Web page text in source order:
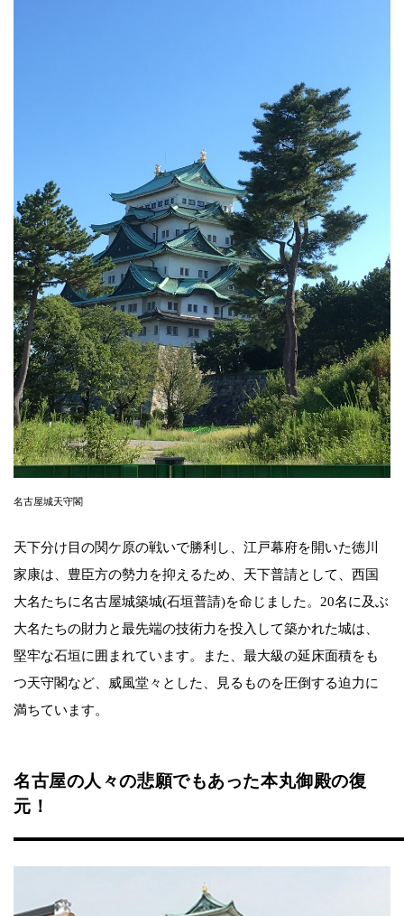
名古屋城天守閣
天下分け目の関ケ原の戦いで勝利し、江戸幕府を開いた徳川
家康は、豊臣方の勢力を抑えるため、天下普請として、西国
大名たちに名古屋城築城(石垣普請)を命じました。20名に及ぶ
大名たちの財力と最先端の技術力を投入して築かれた城は、
堅牢な石垣に囲まれています。また、最大級の延床面積をも
つ天守閣など、威風堂々とした、見るものを圧倒する迫力に
満ちています。
名古屋の人々の悲願でもあった本丸御殿の復
元！